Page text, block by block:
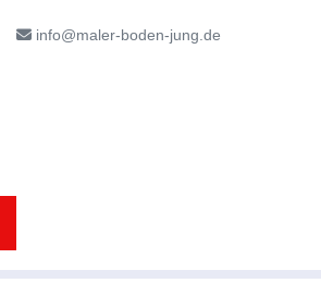
info@maler-boden-jung.de